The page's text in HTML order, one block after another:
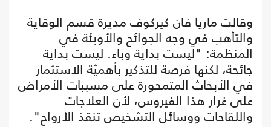
وقالت ماريا فان كيركوف مديرة قسم الوقاية
والتأهب في وجه الجوائح والأوبئة في
المنظمة: "ليست بداية وباء. ليست بداية
جائحة، لكنها فرصة للتذكير بأهميّة الاستثمار
في الأبحاث المتمحورة على مسببات الأمراض
على غرار هذا الفيروس، لأن العلاجات
واللقاحات ووسائل التشخيص تنقذ الأرواح".